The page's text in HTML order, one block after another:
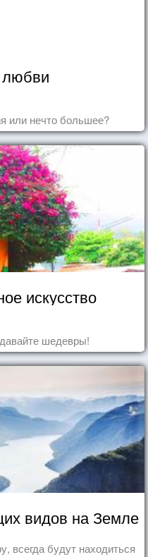
или нечто большее?
искусство
шедевры!
видов на Земле
всегда будут находиться